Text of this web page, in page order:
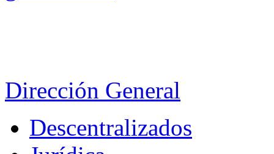
Dirección General
Descentralizados